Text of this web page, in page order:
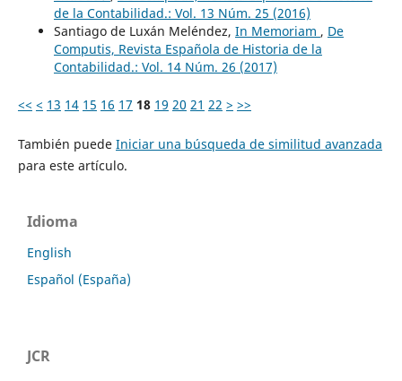
de la Contabilidad.: Vol. 13 Núm. 25 (2016)
Santiago de Luxán Meléndez, In Memoriam , De
Computis, Revista Española de Historia de la
Contabilidad.: Vol. 14 Núm. 26 (2017)
<< < 13 14 15 16 17 18 19 20 21 22 > >>
También puede Iniciar una búsqueda de similitud avanzada
para este artículo.
Idioma
English
Español (España)
JCR